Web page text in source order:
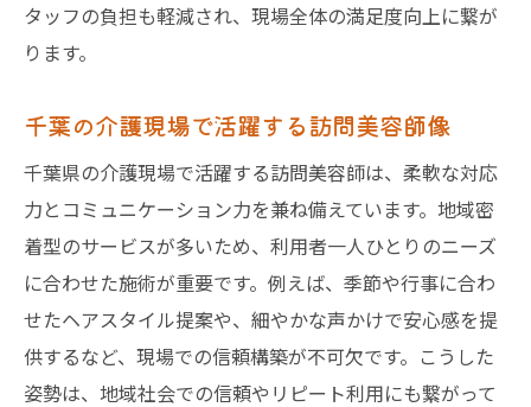
タッフの負担も軽減され、現場全体の満足度向上に繋が
ります。
千葉の介護現場で活躍する訪問美容師像
千葉県の介護現場で活躍する訪問美容師は、柔軟な対応
力とコミュニケーション力を兼ね備えています。地域密
着型のサービスが多いため、利用者一人ひとりのニーズ
に合わせた施術が重要です。例えば、季節や行事に合わ
せたヘアスタイル提案や、細やかな声かけで安心感を提
供するなど、現場での信頼構築が不可欠です。こうした
姿勢は、地域社会での信頼やリピート利用にも繋がって